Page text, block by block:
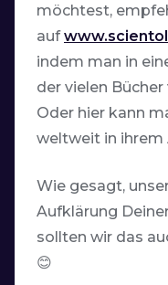
möchtest,
auf
indem man in
der vielen
Oder hier kann
weltweit in ihrem
Wie gesagt,
Aufklärung
sollten wir das
😊